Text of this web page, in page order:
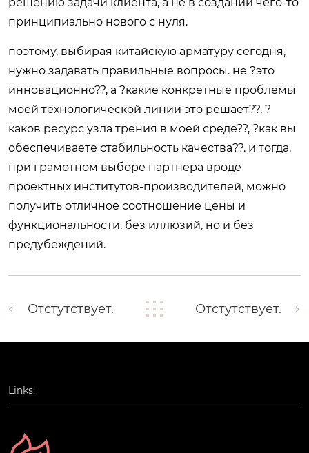
принципиально нового с нуля.
поэтому, выбирая китайскую арматуру сегодня,
нужно задавать правильные вопросы. не ?это
инновационно??, а ?какие конкретные проблемы
моей технологической линии это решает??, ?
каков ресурс узла трения в моей среде??, ?как вы
обеспечиваете стабильность качества??. и тогда,
при грамотном выборе партнера вроде
проектных институтов-производителей, можно
получить отличное соотношение цены и
функциональности. без иллюзий, но и без
предубеждений.
Отстутствует. Отстутствует.
Links: